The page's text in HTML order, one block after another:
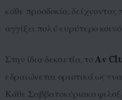
κάθε προσδοκία, δείχνοντας
αγγίξει πολύ ευρύτερο κοινό.
Στην ίδια δεκαετία, τοΑν
εδραιώνεται οριστικά ως
Κάθε Σαββατοκύριακο